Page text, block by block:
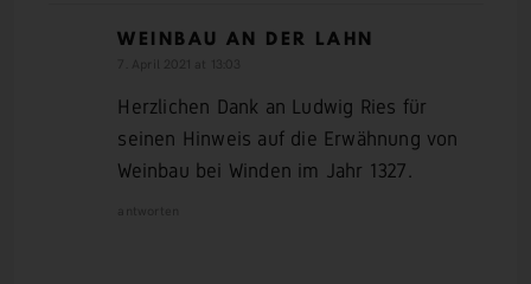
WEINBAU AN DER LAHN
7. April 2021 at 13:03
Herzlichen Dank an Ludwig Ries für
seinen Hinweis auf die Erwähnung von
Weinbau bei Winden im Jahr 1327.